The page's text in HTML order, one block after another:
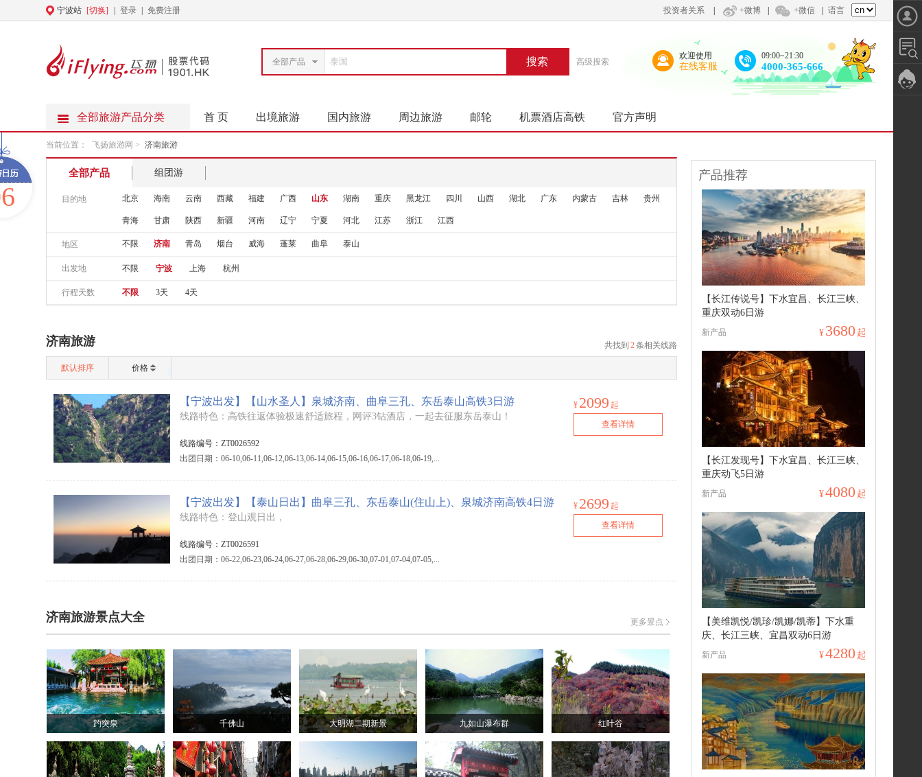
宁波站 [切换] 登录 免费注册 投资者关系 +微博 +微信 语言
全部产品 搜索 高级搜索
欢迎使用
在线客服
09:00~21:30
4000-365-666
全部旅游产品分类 首 页 出境旅游 国内旅游 周边旅游 邮轮 机票酒店高铁 官方声明
当前位置： 飞扬旅游网 > 济南旅游
全部产品 组团游
目的地 北京 海南 云南 西藏 福建 广西 山东 湖南 重庆 黑龙江 四川 山西 湖北 广东 内蒙古 吉林 贵州
青海 甘肃 陕西 新疆 河南 辽宁 宁夏 河北 江苏 浙江 江西
地区 不限 济南 青岛 烟台 威海 蓬莱 曲阜 泰山
出发地 不限 宁波 上海 杭州
行程天数 不限 3天 4天
济南旅游 共找到 2条相关线路
默认排序 价格
【宁波出发】【山水圣人】泉城济南、曲阜三孔、东岳泰山高铁3日游
线路特色：高铁往返体验极速舒适旅程，网评3钻酒店，一起去征服东岳泰山！
线路编号：ZT0026592
出团日期：06-10,06-11,06-12,06-13,06-14,06-15,06-16,06-17,06-18,06-19,...
¥ 2099 起
查看详情
【宁波出发】【泰山日出】曲阜三孔、东岳泰山(住山上)、泉城济南高铁4日游
线路特色：登山观日出，
线路编号：ZT0026591
出团日期：06-22,06-23,06-24,06-27,06-28,06-29,06-30,07-01,07-04,07-05,...
¥ 2699 起
查看详情
更多景点
济南旅游景点大全
趵突泉 千佛山 大明湖二期新景 九如山瀑布群 红叶谷
产品推荐
【长江传说号】下水宜昌、长江三峡、
重庆双动6日游
新产品 ¥ 3680 起
【长江发现号】下水宜昌、长江三峡、
重庆动飞5日游
新产品 ¥4080 起
【美维凯悦/凯珍/凯娜/凯蒂】下水重
庆、长江三峡、宜昌双动6日游
新产品 ¥4280 起